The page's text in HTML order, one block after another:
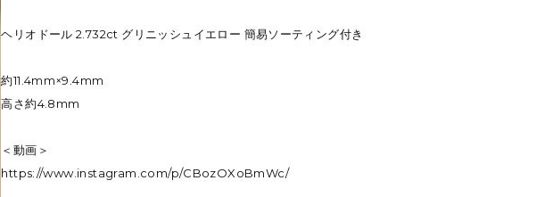
ヘリオドール 2.732ct グリニッシュイエロー 簡易ソーティング付き
約11.4mm×9.4mm
高さ約4.8mm
＜動画＞
https://www.instagram.com/p/CBozOXoBmWc/